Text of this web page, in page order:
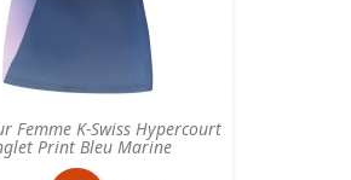
Femme K-Swiss Hypercourt
Print Bleu Marine